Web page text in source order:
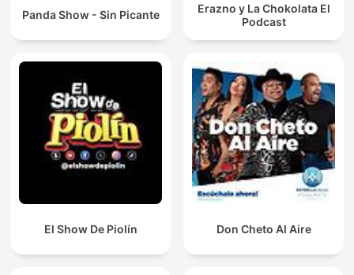
Panda Show - Sin Picante
Erazno y La Chokolata El
Podcast
El Show De Piolín Don Cheto Al Aire